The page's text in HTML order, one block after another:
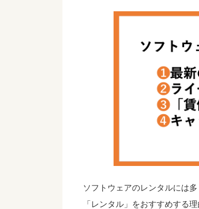
ソフトウェアのレンタルには
「レンタル」をおすすめする